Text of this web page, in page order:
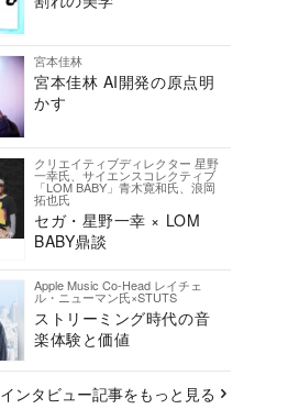
宮本佳林
宮本佳林 AI開発の原点明
かす
クリエイティブディレクター 星野
一幸氏、サイエンスコレクティブ
「LOM BABY」青木寛和氏、浪岡
拓也氏
セガ・星野一幸 × LOM
BABY鼎談
Apple Music Co-Head レイチェ
ル・ニューマン氏×STUTS
ストリーミング時代の音
楽体験と価値
インタビュー記事をもっと見る